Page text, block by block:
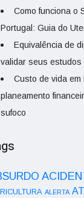
Como funciona o
Portugal: Guia do
Equivalência de
validar seus
Custo de vida
planeamento
sufoco
ALERTA